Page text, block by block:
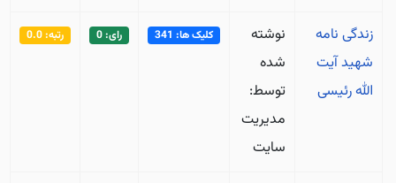
زندگی نامه
شهید آیت
الله رئیسی
نوشته
شده
توسط:
مدیریت
سایت
کلیک ها: 341 رای: 0 رتبه: 0.0